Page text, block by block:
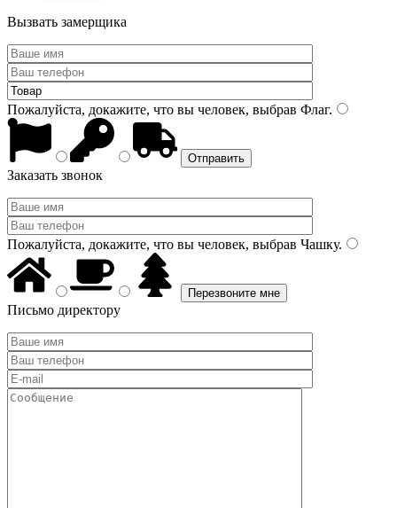
Вызвать замерщика
Пожалуйста, докажите, что вы человек, выбрав Флаг.
Заказать звонок
Пожалуйста, докажите, что вы человек, выбрав Чашку.
Письмо директору